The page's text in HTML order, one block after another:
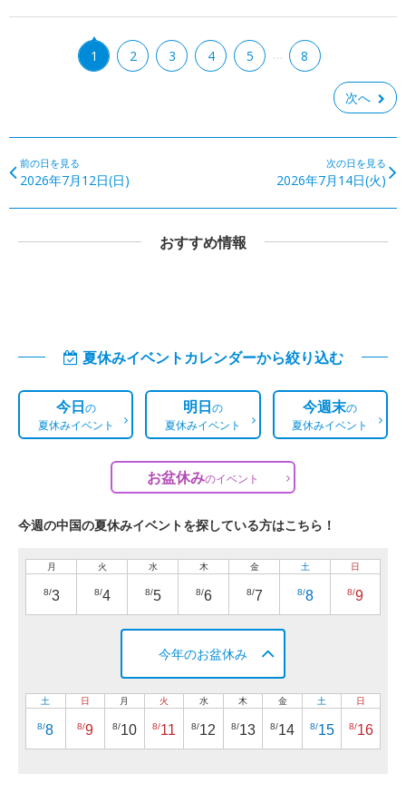
1 2 3 4 5 … 8
次へ
前の日を見る
2026年7月12日(日)
次の日を見る
2026年7月14日(火)
おすすめ情報
夏休みイベントカレンダーから絞り込む
今日の
夏休みイベント
明日の
夏休みイベント
今週末の
夏休みイベント
お盆休みのイベント
今週の中国の夏休みイベントを探している方はこちら！
月
8/3
火
8/4
水
8/5
木
8/6
金
8/7
土
8/8
日
8/9
今年のお盆休み
土
8/8
日
8/9
月
8/10
火
8/11
水
8/12
木
8/13
金
8/14
土
8/15
日
8/16